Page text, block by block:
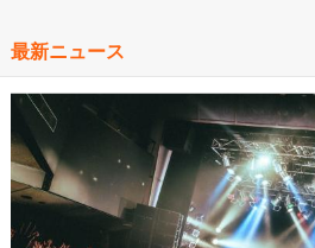
最新ニュース